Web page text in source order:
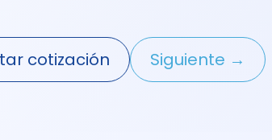
cotización Siguiente →